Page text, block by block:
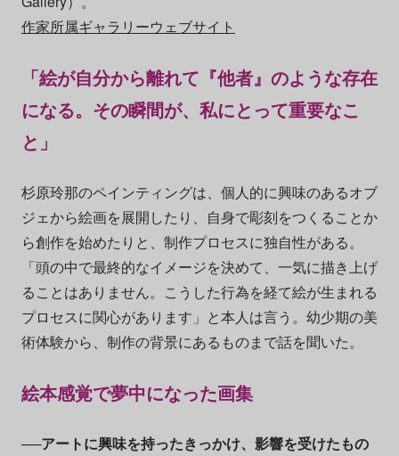
作家所属ギャラリーウェブサイト
「絵が自分から離れて『他者』のような存在
になる。その瞬間が、私にとって重要なこ
と」
杉原玲那のペインティングは、個人的に興味のあるオブ
ジェから絵画を展開したり、自身で彫刻をつくることか
ら創作を始めたりと、制作プロセスに独自性がある。
「頭の中で最終的なイメージを決めて、一気に描き上げ
ることはありません。こうした行為を経て絵が生まれる
プロセスに関心があります」と本人は言う。幼少期の美
術体験から、制作の背景にあるものまで話を聞いた。
絵本感覚で夢中になった画集
──アートに興味を持ったきっかけ、影響を受けたもの